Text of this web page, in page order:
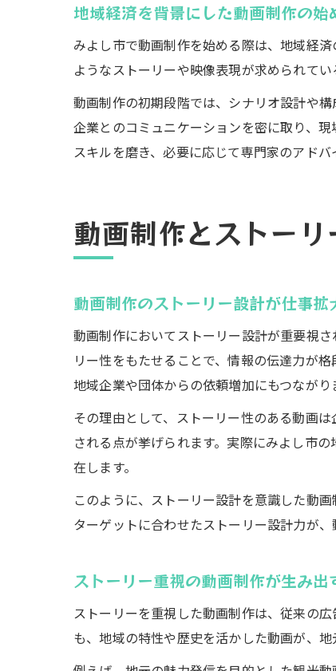
地域経済を背景にした動画制作の始
みよし市で動画制作を始める際は、地域経
ようなストーリーや映像表現が求められてい
動画制作の初期段階では、シナリオ設計や
企業とのコミュニケーションを密に取り、
スキルを磨き、必要に応じて専門家のアドバ
動画制作とストー
動画制作のストーリー設計が仕事拡
動画制作においてストーリー設計が重要視
リー性をもたせることで、情報の伝達力が
地域企業や団体からの依頼増加にもつながり
その理由として、ストーリー性のある動画
される点が挙げられます。実際にみよし市
在します。
このように、ストーリー設計を意識した動
ターゲットに合わせたストーリー設計力が
ストーリー重視の動画制作が生み出
ストーリーを重視した動画制作は、従来の
も、地域の特性や歴史を活かした動画が、地